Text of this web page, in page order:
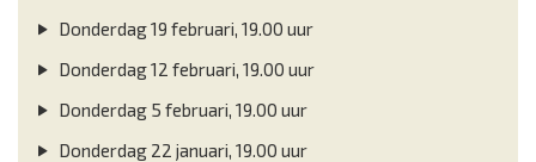
Donderdag 19 februari, 19.00 uur
Donderdag 12 februari, 19.00 uur
Donderdag 5 februari, 19.00 uur
Donderdag 22 januari, 19.00 uur